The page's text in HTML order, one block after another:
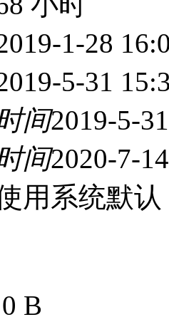
1-28
5-31
间2019-5-
间2020-7-
用系统默认
B